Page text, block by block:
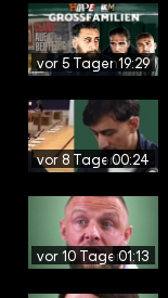
vor 5 Tagen19:29
vor 8 Tagen00:24
vor 10 Tagen01:13